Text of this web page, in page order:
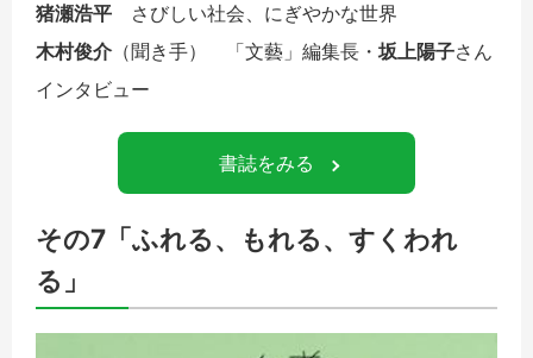
猪瀬浩平 さびしい社会、にぎやかな世界
木村俊介 （聞き手） 「文藝」編集長・ 坂上陽子さん
インタビュー
書誌をみる
その7「ふれる、もれる、すくわれ
る」